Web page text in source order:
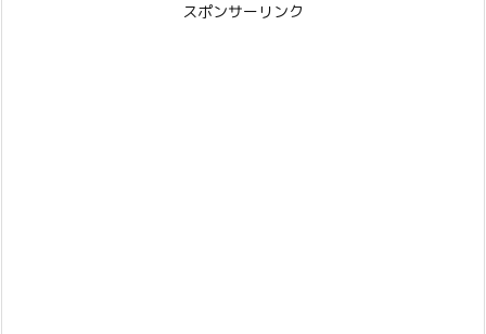
スポンサーリンク